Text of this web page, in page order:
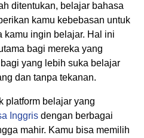
ditentukan, belajar bahasa
kamu kebebasan untuk
kamu ingin belajar. Hal ini
bagi mereka yang
yang lebih suka belajar
dan tanpa tekanan.
platform belajar yang
Inggris dengan berbagai
mahir. Kamu bisa memilih